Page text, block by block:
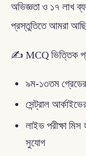
অভিজ্ঞতা ও ১৭ লাখ
প্রস্তুতিতে আমরা
✍️ MCQ ভিত্তিক
৯ম-১৩তম গ্রেডের
সেন্ট্রাল
লাইভ পরীক্ষা
সুযোগ